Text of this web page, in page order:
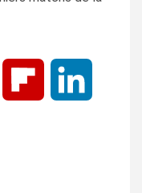
WhatsApp Flipboard